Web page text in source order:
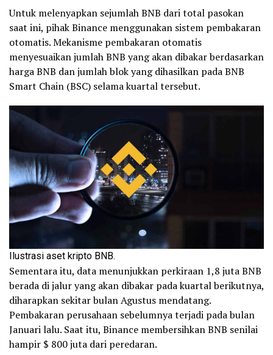
Untuk melenyapkan sejumlah BNB dari total pasokan
saat ini, pihak Binance menggunakan sistem pembakaran
otomatis. Mekanisme pembakaran otomatis
menyesuaikan jumlah BNB yang akan dibakar berdasarkan
harga BNB dan jumlah blok yang dihasilkan pada BNB
Smart Chain (BSC) selama kuartal tersebut.
Ilustrasi aset kripto BNB.
Sementara itu, data menunjukkan perkiraan 1,8 juta BNB
berada di jalur yang akan dibakar pada kuartal berikutnya,
diharapkan sekitar bulan Agustus mendatang.
Pembakaran perusahaan sebelumnya terjadi pada bulan
Januari lalu. Saat itu, Binance membersihkan BNB senilai
hampir $ 800 juta dari peredaran.